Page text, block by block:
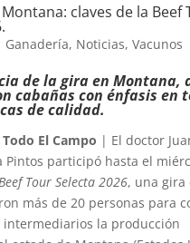
claves de la Beef
Ganadería, Noticias, Vacunos
de la gira en Montana,
cabañas con énfasis en
de calidad.
Todo El Campo | El doctor
Pintos participó hasta el
Beef Tour Selecta 2026, una gira
más de 20 personas para
intermediarios la producción